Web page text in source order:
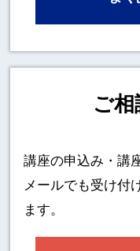
ご
講座の申込み・講
メールでも受け付
ます。